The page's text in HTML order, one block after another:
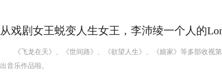
从戏剧女王蜕变人生女王，李沛绫一个人的
《飞龙在天》、《世间路》、《欲望人生》、《娘家》等多部收视
出音乐作品啦。